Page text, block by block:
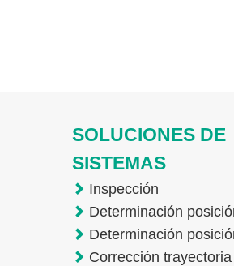
SOLUCIONES DE
SISTEMAS
Inspección
Determinación
Determinación
Corrección